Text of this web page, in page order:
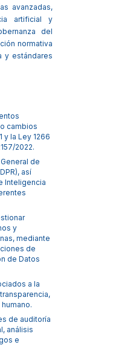
avanzadas,
artificial y
del
normativa
y estándares
cambios
y la Ley 1266
2022.
de
así
Inteligencia
y
mediante
de
de Datos
a la
de auditoría
análisis
e